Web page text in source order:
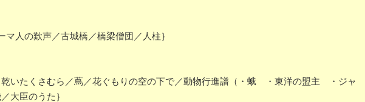
人の歎声／古城橋／橋梁僧団／人柱｝
いたくさむら／蔦／花ぐもりの空の下で／動物行進譜（・蛾 ・東洋の盟主 ・ジャ
大臣のうた｝